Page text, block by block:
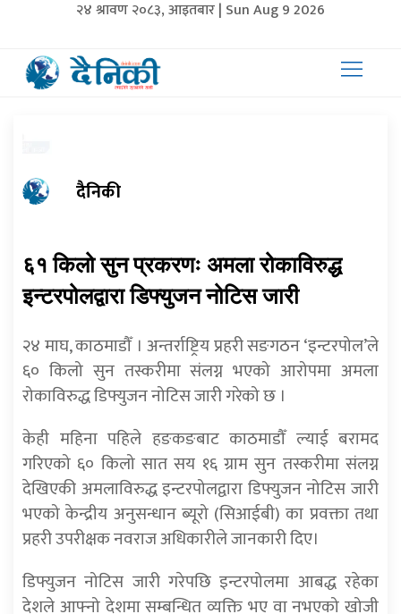
२४ श्रावण २०८३, आइतबार | Sun Aug 9 2026
दैनिकी
६१ किलो सुन प्रकरणः अमला रोकाविरुद्ध
इन्टरपोलद्वारा डिफ्युजन नोटिस जारी
२४ माघ, काठमाडौँ । अन्तर्राष्ट्रिय प्रहरी सङगठन ‘इन्टरपोल’ले
६० किलो सुन तस्करीमा संलग्न भएको आरोपमा अमला
रोकाविरुद्ध डिफ्युजन नोटिस जारी गरेको छ ।
केही महिना पहिले हङकङबाट काठमाडौँ ल्याई बरामद
गरिएको ६० किलो सात सय १६ ग्राम सुन तस्करीमा संलग्न
देखिएकी अमलाविरुद्ध इन्टरपोलद्वारा डिफ्युजन नोटिस जारी
भएको केन्द्रीय अनुसन्धान ब्यूरो (सिआईबी) का प्रवक्ता तथा
प्रहरी उपरीक्षक नवराज अधिकारीले जानकारी दिए।
डिफ्युजन नोटिस जारी गरेपछि इन्टरपोलमा आबद्ध रहेका
देशले आफ्नो देशमा सम्बन्धित व्यक्ति भए वा नभएको खोजी